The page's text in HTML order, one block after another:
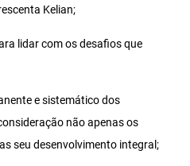
Kelian;
lidar com os desafios que
e sistemático dos
não apenas os
seu desenvolvimento integral;